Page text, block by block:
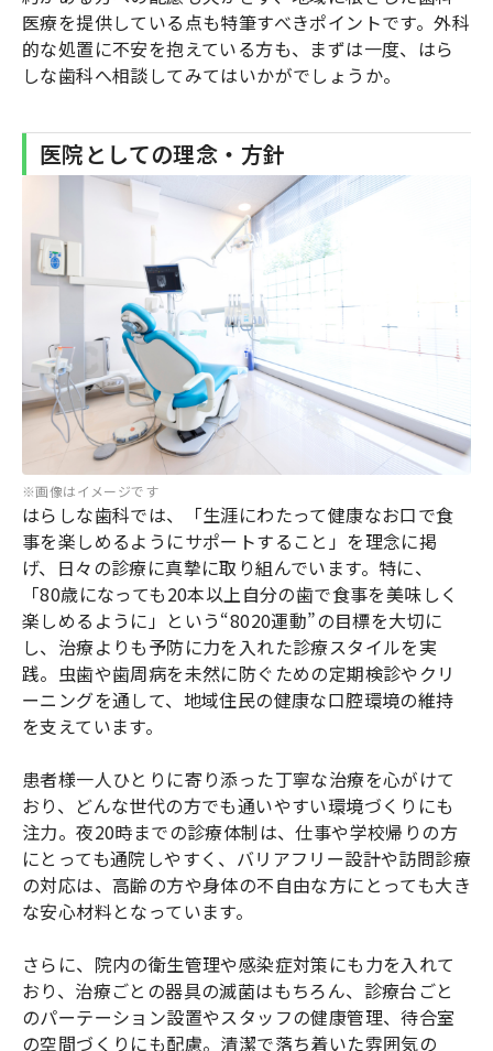
医療を提供している点も特筆すべきポイントです。外科
的な処置に不安を抱えている方も、まずは一度、はら
しな歯科へ相談してみてはいかがでしょうか。
医院としての理念・方針
※画像はイメージです
はらしな歯科では、「生涯にわたって健康なお口で食
事を楽しめるようにサポートすること」を理念に掲
げ、日々の診療に真摯に取り組んでいます。特に、
「80歳になっても20本以上自分の歯で食事を美味しく
楽しめるように」という“8020運動”の目標を大切に
し、治療よりも予防に力を入れた診療スタイルを実
践。虫歯や歯周病を未然に防ぐための定期検診やクリ
ーニングを通して、地域住民の健康な口腔環境の維持
を支えています。
患者様一人ひとりに寄り添った丁寧な治療を心がけて
おり、どんな世代の方でも通いやすい環境づくりにも
注力。夜20時までの診療体制は、仕事や学校帰りの方
にとっても通院しやすく、バリアフリー設計や訪問診療
の対応は、高齢の方や身体の不自由な方にとっても大き
な安心材料となっています。
さらに、院内の衛生管理や感染症対策にも力を入れて
おり、治療ごとの器具の滅菌はもちろん、診療台ごと
のパーテーション設置やスタッフの健康管理、待合室
の空間づくりにも配慮。清潔で落ち着いた雰囲気の